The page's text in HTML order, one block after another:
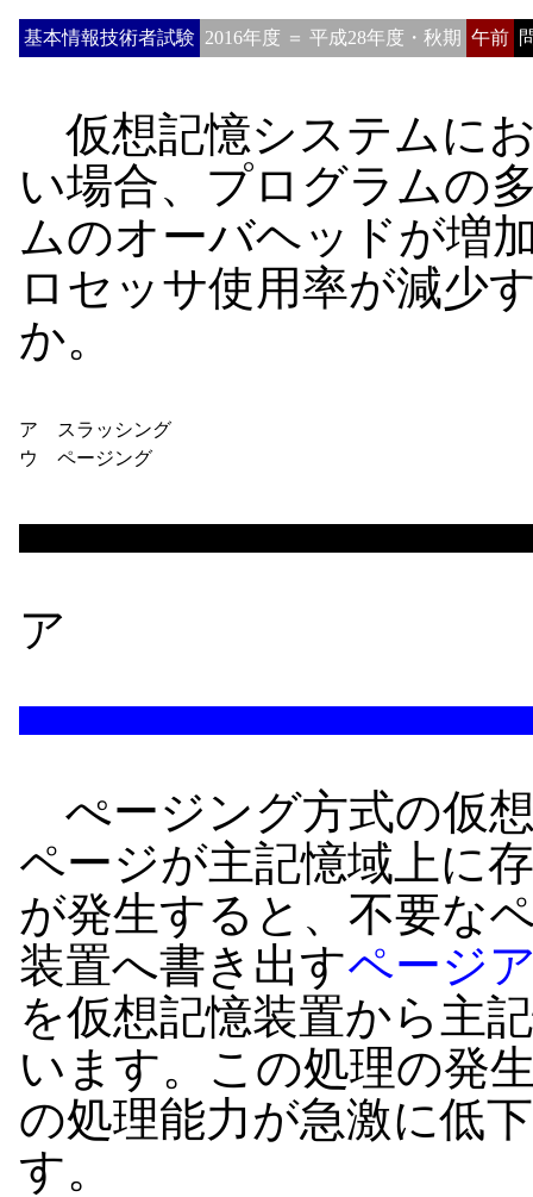
基本情報技術者試験 2016年度 ＝ 平成28年度・秋期 午前
仮想記憶システムに
い場合、プログラムの
ムのオーバヘッドが増
ロセッサ使用率が減少
か。
ア スラッシング
ウ ページング
ア
ぺージング方式の仮
ページが主記憶域上に
が発生すると、不要な
装置へ書き出すページ
を仮想記憶装置から主
います。この処理の発
の処理能力が急激に低
す。